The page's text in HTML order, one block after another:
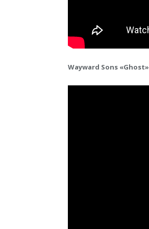
Wayward Sons «Ghost»